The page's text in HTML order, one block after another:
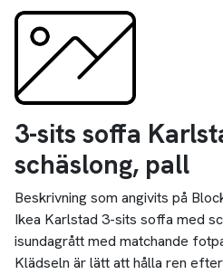
3-sits soffa
schäslong, pall
Beskrivning som angivits på
Ikea Karlstad 3-sits soffa med
isundagrått med matchande
Klädseln är lätt att hålla ren